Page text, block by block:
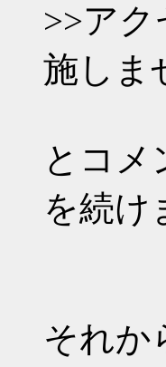
>>ア
施しま
とコメ
を続け
それか